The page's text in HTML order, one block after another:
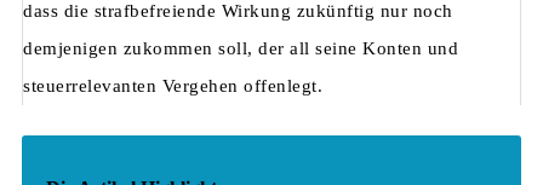
dass die strafbefreiende Wirkung zukünftig nur noch
demjenigen zukommen soll, der all seine Konten und
steuerrelevanten Vergehen offenlegt.